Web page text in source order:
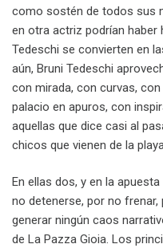
como sostén de todos sus
en otra actriz podrían haber
Tedeschi se convierten en
aún, Bruni Tedeschi
con mirada, con curvas,
palacio en apuros, con
aquellas que dice casi al
chicos que vienen de la
En ellas dos, y en la
no detenerse, por no
generar ningún caos
de La Pazza Gioia. Los